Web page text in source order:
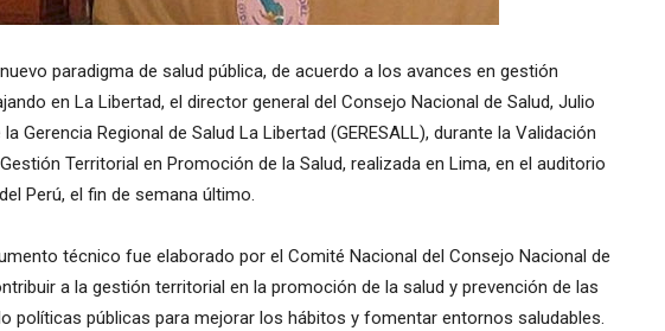
paradigma de salud pública, de acuerdo a los avances en gestión
en La Libertad, el director general del Consejo Nacional de Salud, Julio
Gerencia Regional de Salud La Libertad (GERESALL), durante la Validación
Territorial en Promoción de la Salud, realizada en Lima, en el auditorio
Perú, el fin de semana último.
técnico fue elaborado por el Comité Nacional del Consejo Nacional de
a la gestión territorial en la promoción de la salud y prevención de las
políticas públicas para mejorar los hábitos y fomentar entornos saludables.